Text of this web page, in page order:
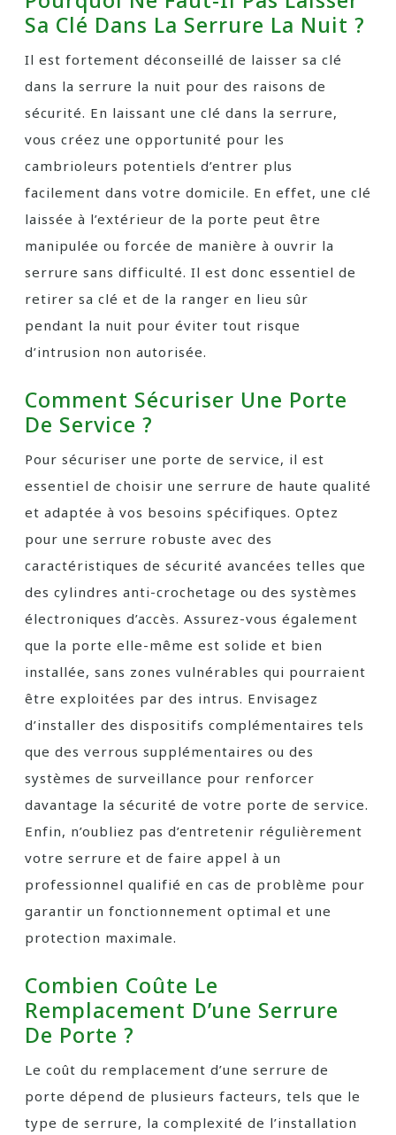
Sa Clé Dans La Serrure La Nuit ?
Il est fortement déconseillé de laisser sa clé
dans la serrure la nuit pour des raisons de
sécurité. En laissant une clé dans la serrure,
vous créez une opportunité pour les
cambrioleurs potentiels d’entrer plus
facilement dans votre domicile. En effet, une clé
laissée à l’extérieur de la porte peut être
manipulée ou forcée de manière à ouvrir la
serrure sans difficulté. Il est donc essentiel de
retirer sa clé et de la ranger en lieu sûr
pendant la nuit pour éviter tout risque
d’intrusion non autorisée.
Comment Sécuriser Une Porte
De Service ?
Pour sécuriser une porte de service, il est
essentiel de choisir une serrure de haute qualité
et adaptée à vos besoins spécifiques. Optez
pour une serrure robuste avec des
caractéristiques de sécurité avancées telles que
des cylindres anti-crochetage ou des systèmes
électroniques d’accès. Assurez-vous également
que la porte elle-même est solide et bien
installée, sans zones vulnérables qui pourraient
être exploitées par des intrus. Envisagez
d’installer des dispositifs complémentaires tels
que des verrous supplémentaires ou des
systèmes de surveillance pour renforcer
davantage la sécurité de votre porte de service.
Enfin, n’oubliez pas d’entretenir régulièrement
votre serrure et de faire appel à un
professionnel qualifié en cas de problème pour
garantir un fonctionnement optimal et une
protection maximale.
Combien Coûte Le
Remplacement D’une Serrure
De Porte ?
Le coût du remplacement d’une serrure de
porte dépend de plusieurs facteurs, tels que le
type de serrure, la complexité de l’installation